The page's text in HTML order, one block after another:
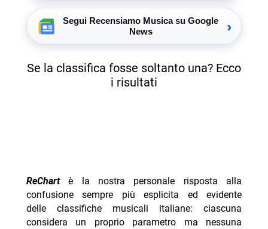
Segui Recensiamo Musica su Google
News
›
Se la classifica fosse soltanto una? Ecco
i risultati
ReChartè la nostra personale risposta alla
confusione sempre più esplicita ed evidente
delle classifiche musicali italiane: ciascuna
considera un proprio parametro ma nessuna